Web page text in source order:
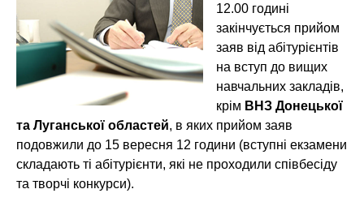
12.00 годині
закінчується прийом
заяв від абітурієнтів
на вступ до вищих
навчальних закладів,
крім ВНЗ Донецької
та Луганської областей, в яких прийом заяв
подовжили до 15 вересня 12 години (вступні екзамени
складають ті абітурієнти, які не проходили співбесіду
та творчі конкурси).